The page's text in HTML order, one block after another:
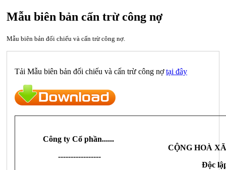
Mẫu biên bản cấn trừ công nợ
Mẫu biên bản đối chiếu và cấn trừ công nợ.
Tải Mẫu biên bản đối chiếu và cấn trừ công nợtại đây
Công ty Cổ phần......
-----------------
CỘNG HOÀ
Độc